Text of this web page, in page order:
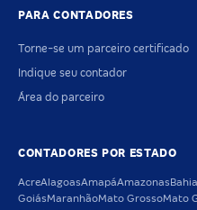
PARA CONTADORES
Torne-se um parceiro certificado
Indique seu contador
Área do parceiro
CONTADORES POR ESTADO
AcreAlagoasAmapáAmazonas Bahia
GoiásMaranhãoMato GrossoMato